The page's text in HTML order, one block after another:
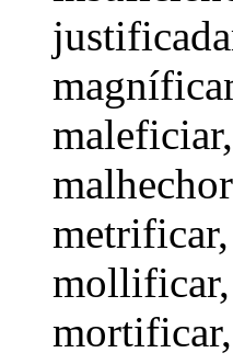
maleficiar,
metrificar,
mollificar,
mortificar